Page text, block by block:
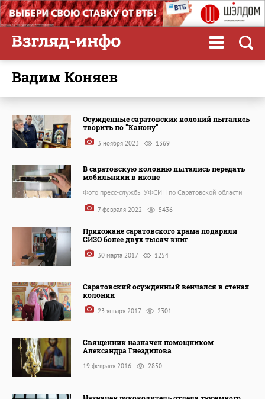
Вадим Коняев
Осужденные саратовских колоний пытались
творить по "Канону"
3 ноября 2023 1369
В саратовскую колонию пытались передать
мобильники в иконе
Фото пресс-службы УФСИН по Саратовской области
7 февраля 2022 5436
Прихожане саратовского храма подарили
СИЗО более двух тысяч книг
30 марта 2017 1254
Саратовский осужденный венчался в стенах
колонии
23 января 2017 2301
Священник назначен помощником
Александра Гнездилова
19 февраля 2016 2850